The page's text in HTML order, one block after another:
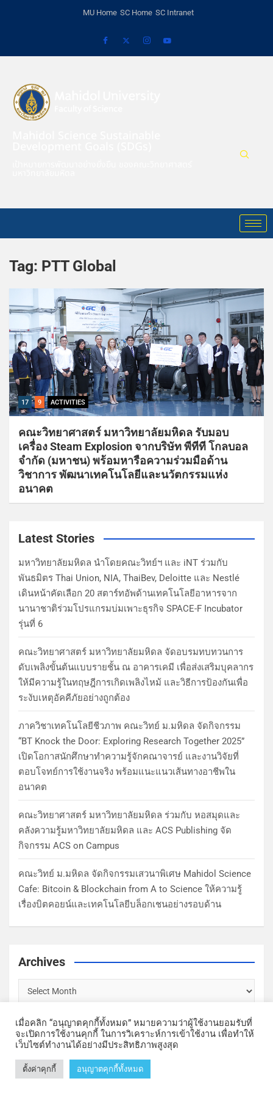
MU Home SC Home SC Intranet
Tag: PTT Global
17 9 ACTIVITIES
คณะวิทยาศาสตร์ มหาวิทยาลัยมหิดล รับมอบ
เครื่อง Steam Explosion จากบริษัท พีทีที โกลบอล
จำกัด (มหาชน) พร้อมหารือความร่วมมือด้าน
วิชาการ พัฒนาเทคโนโลยีและนวัตกรรมแห่ง
อนาคต
Latest Stories
มหาวิทยาลัยมหิดล นำโดยคณะวิทย์ฯ และ iNT ร่วมกับ
พันธมิตร Thai Union, NIA, ThaiBev, Deloitte และ Nestlé
เดินหน้าคัดเลือก 20 สตาร์ทอัพด้านเทคโนโลยีอาหารจาก
นานาชาติร่วมโปรแกรมบ่มเพาะธุรกิจ SPACE-F Incubator
รุ่นที่ 6
คณะวิทยาศาสตร์ มหาวิทยาลัยมหิดล จัดอบรมทบทวนการ
ดับเพลิงขั้นต้นแบบรายชั้น ณ อาคารเคมี เพื่อส่งเสริมบุคลากร
ให้มีความรู้ในทฤษฎีการเกิดเพลิงไหม้ และวิธีการป้องกันเพื่อ
ระงับเหตุอัคคีภัยอย่างถูกต้อง
ภาควิชาเทคโนโลยีชีวภาพ คณะวิทย์ ม.มหิดล จัดกิจกรรม
“BT Knock the Door: Exploring Research Together 2025”
เปิดโอกาสนักศึกษาทำความรู้จักคณาจารย์ และงานวิจัยที่
ตอบโจทย์การใช้งานจริง พร้อมแนะแนวเส้นทางอาชีพใน
อนาคต
คณะวิทยาศาสตร์ มหาวิทยาลัยมหิดล ร่วมกับ หอสมุดและ
คลังความรู้มหาวิทยาลัยมหิดล และ ACS Publishing จัด
กิจกรรม ACS on Campus
คณะวิทย์ ม.มหิดล จัดกิจกรรมเสวนาพิเศษ Mahidol Science
Cafe: Bitcoin & Blockchain from A to Science ให้ความรู้
เรื่องบิตคอยน์และเทคโนโลยีบล็อกเชนอย่างรอบด้าน
Archives
Copyright © Faculty of Science, Mahidol University | Theme by
MantraBrain
เมื่อคลิก “อนุญาตคุกกี้ทั้งหมด” หมายความว่าผู้ใช้งานยอมรับที่
จะเปิดการใช้งานคุกกี้ ในการวิเคราะห์การเข้าใช้งาน เพื่อทำให้
เว็บไซต์ทำงานได้อย่างมีประสิทธิภาพสูงสุด
ตั้งค่าคุกกี้ อนุญาตคุกกี้ทั้งหมด